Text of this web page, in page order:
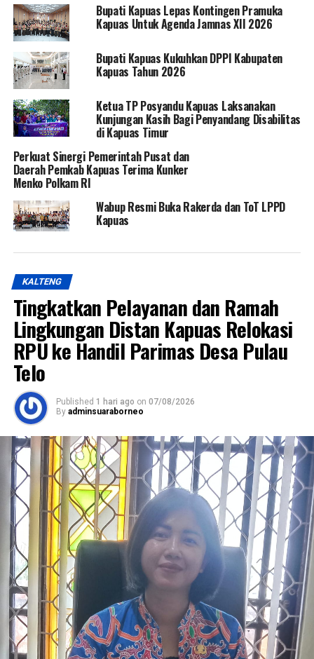
Bupati Kapuas Lepas Kontingen Pramuka
Kapuas Untuk Agenda Jamnas XII 2026
Bupati Kapuas Kukuhkan DPPI Kabupaten
Kapuas Tahun 2026
Ketua TP Posyandu Kapuas Laksanakan
Kunjungan Kasih Bagi Penyandang Disabilitas
di Kapuas Timur
Perkuat Sinergi Pemerintah Pusat dan
Daerah Pemkab Kapuas Terima Kunker
Menko Polkam RI
Wabup Resmi Buka Rakerda dan ToT LPPD
Kapuas
KALTENG
Tingkatkan Pelayanan dan Ramah
Lingkungan Distan Kapuas Relokasi
RPU ke Handil Parimas Desa Pulau
Telo
Published 1 hari ago on 07/08/2026
By adminsuaraborneo